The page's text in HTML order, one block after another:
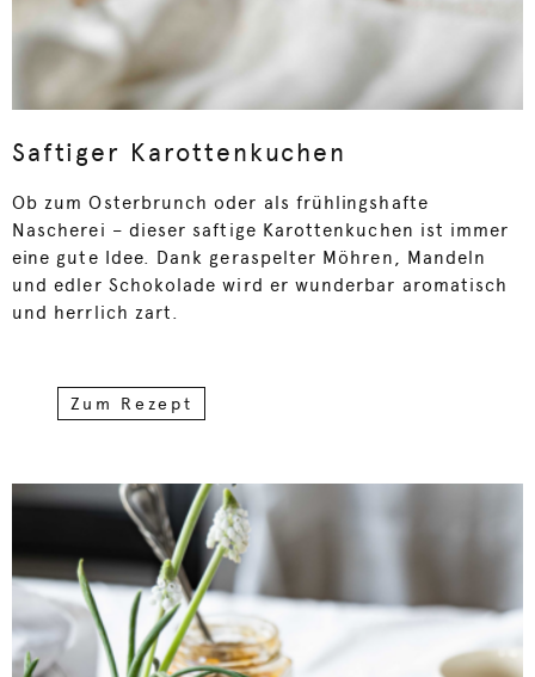
Saftiger Karottenkuchen
Ob zum Osterbrunch oder als frühlingshafte
Nascherei – dieser saftige Karottenkuchen ist immer
eine gute Idee. Dank geraspelter Möhren, Mandeln
und edler Schokolade wird er wunderbar aromatisch
und herrlich zart.
Zum Rezept